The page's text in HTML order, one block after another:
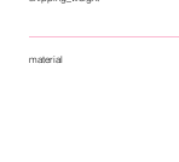
material